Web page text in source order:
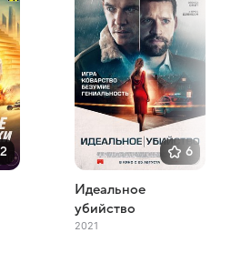
6
Идеальное
убийство
2021